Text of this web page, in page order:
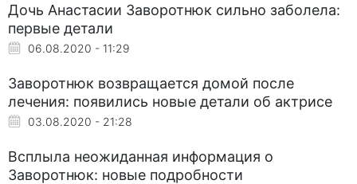
Дочь Анастасии Заворотнюк сильно заболела:
первые детали
06.08.2020 - 11:29
Заворотнюк возвращается домой после
лечения: появились новые детали об актрисе
03.08.2020 - 21:28
Всплыла неожиданная информация о
Заворотнюк: новые подробности